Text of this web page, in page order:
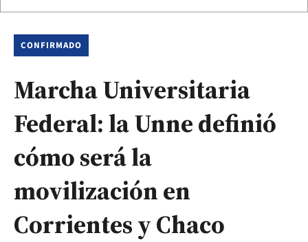
CONFIRMADO
Marcha Universitaria
Federal: la Unne definió
cómo será la
movilización en
Corrientes y Chaco